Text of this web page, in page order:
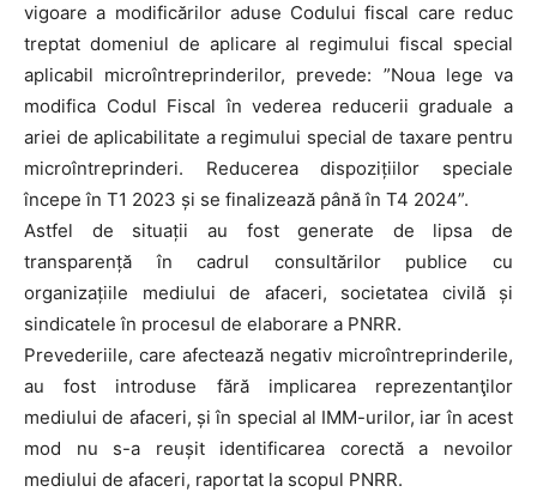
vigoare a modificărilor aduse Codului fiscal care reduc
treptat domeniul de aplicare al regimului fiscal special
aplicabil microîntreprinderilor, prevede: ”Noua lege va
modifica Codul Fiscal în vederea reducerii graduale a
ariei de aplicabilitate a regimului special de taxare pentru
microîntreprinderi. Reducerea dispozițiilor speciale
începe în T1 2023 și se finalizează până în T4 2024”.
Astfel de situații au fost generate de lipsa de
transparență în cadrul consultărilor publice cu
organizațiile mediului de afaceri, societatea civilă și
sindicatele în procesul de elaborare a PNRR.
Prevederiile, care afectează negativ microîntreprinderile,
au fost introduse fără implicarea reprezentanţilor
mediului de afaceri, și în special al IMM-urilor, iar în acest
mod nu s-a reușit identificarea corectă a nevoilor
mediului de afaceri, raportat la scopul PNRR.